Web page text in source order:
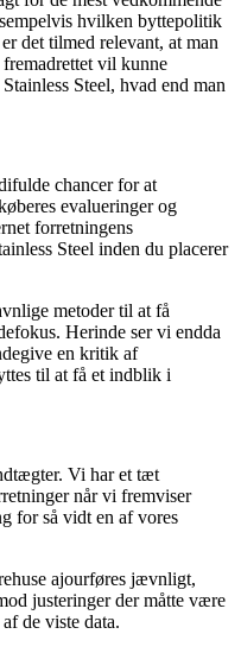
hvilken byttepolitik
det tilmed relevant, at man
vil kunne
Steel, hvad end man
chancer for at
evalueringer og
forretningens
Steel inden du placerer
metoder til at få
Herinde ser vi endda
en kritik af
til at få et indblik i
Vi har et tæt
når vi fremviser
for så vidt en af vores
ajourføres jævnligt,
justeringer der måtte være
de viste data.